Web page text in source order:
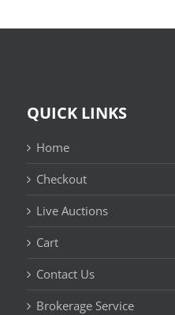
QUICK LINKS
Home
Checkout
Live Auctions
Cart
Contact Us
Brokerage Service